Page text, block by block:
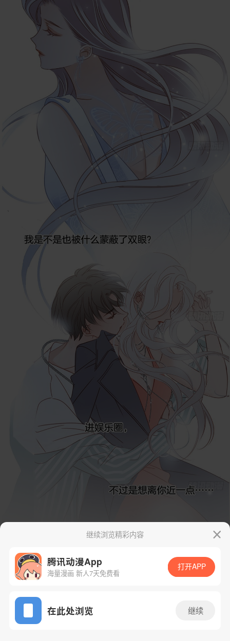
App免费看
继续浏览精彩内容
腾讯动漫App
海量漫画 新人7天免费看
打开APP
在此处浏览 继续